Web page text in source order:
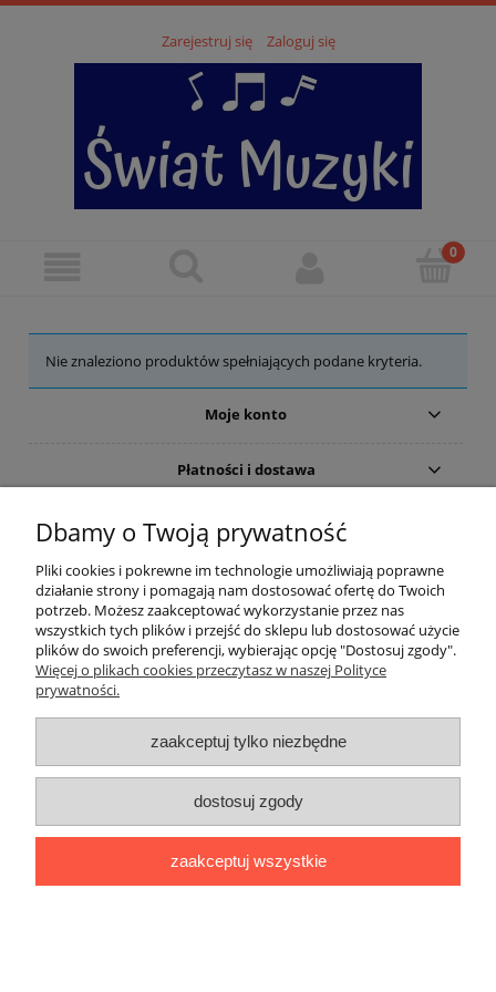
Zarejestruj się Zaloguj się
Nie znaleziono produktów spełniających podane kryteria.
Moje konto
Płatności i dostawa
Informacje
Pomoc
O nas
Dbamy o Twoją prywatność
Pliki cookies i pokrewne im technologie umożliwiają poprawne
działanie strony i pomagają nam dostosować ofertę do Twoich
potrzeb. Możesz zaakceptować wykorzystanie przez nas
wszystkich tych plików i przejść do sklepu lub dostosować użycie
plików do swoich preferencji, wybierając opcję "Dostosuj zgody".
Więcej o plikach cookies przeczytasz w naszej Polityce
prywatności.
zaakceptuj tylko niezbędne
dostosuj zgody
zaakceptuj wszystkie